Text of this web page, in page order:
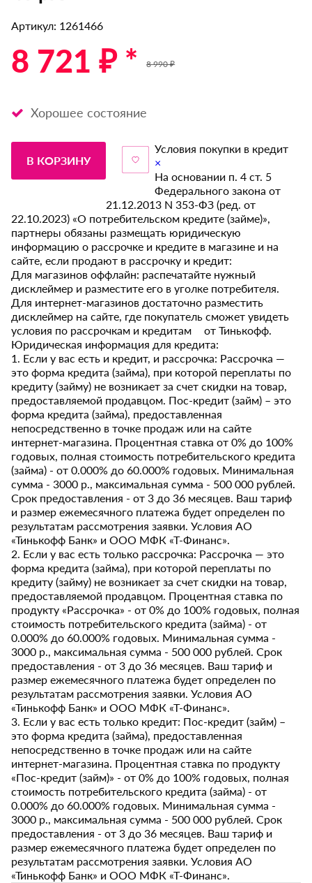
Артикул: 1261466
8 721 ₽ * 8 990 ₽
Хорошее состояние
В КОРЗИНУ
Условия покупки в кредит
×
На основании п. 4 ст. 5
Федерального закона от
21.12.2013 N 353-ФЗ (ред. от
22.10.2023) «О потребительском кредите (займе)»,
партнеры обязаны размещать юридическую
информацию о рассрочке и кредите в магазине и на
сайте, если продают в рассрочку и кредит:
Для магазинов оффлайн: распечатайте нужный
дисклеймер и разместите его в уголке потребителя.
Для интернет-магазинов достаточно разместить
дисклеймер на сайте, где покупатель сможет увидеть
условия по рассрочкам и кредитам от Тинькофф.
Юридическая информация для кредита:
1. Если у вас есть и кредит, и рассрочка: Рассрочка —
это форма кредита (займа), при которой переплаты по
кредиту (займу) не возникает за счет скидки на товар,
предоставляемой продавцом. Пос-кредит (займ) – это
форма кредита (займа), предоставленная
непосредственно в точке продаж или на сайте
интернет-магазина. Процентная ставка от 0% до 100%
годовых, полная стоимость потребительского кредита
(займа) - от 0.000% до 60.000% годовых. Минимальная
сумма - 3000 р., максимальная сумма - 500 000 рублей.
Срок предоставления - от 3 до 36 месяцев. Ваш тариф
и размер ежемесячного платежа будет определен по
результатам рассмотрения заявки. Условия АО
«Тинькофф Банк» и ООО МФК «Т-Финанс».
2. Если у вас есть только рассрочка: Рассрочка — это
форма кредита (займа), при которой переплаты по
кредиту (займу) не возникает за счет скидки на товар,
предоставляемой продавцом. Процентная ставка по
продукту «Рассрочка» - от 0% до 100% годовых, полная
стоимость потребительского кредита (займа) - от
0.000% до 60.000% годовых. Минимальная сумма -
3000 р., максимальная сумма - 500 000 рублей. Срок
предоставления - от 3 до 36 месяцев. Ваш тариф и
размер ежемесячного платежа будет определен по
результатам рассмотрения заявки. Условия АО
«Тинькофф Банк» и ООО МФК «Т-Финанс».
3. Если у вас есть только кредит: Пос-кредит (займ) –
это форма кредита (займа), предоставленная
непосредственно в точке продаж или на сайте
интернет-магазина. Процентная ставка по продукту
«Пос-кредит (займ)» - от 0% до 100% годовых, полная
стоимость потребительского кредита (займа) - от
0.000% до 60.000% годовых. Минимальная сумма -
3000 р., максимальная сумма - 500 000 рублей. Срок
предоставления - от 3 до 36 месяцев. Ваш тариф и
размер ежемесячного платежа будет определен по
результатам рассмотрения заявки. Условия АО
«Тинькофф Банк» и ООО МФК «Т-Финанс».